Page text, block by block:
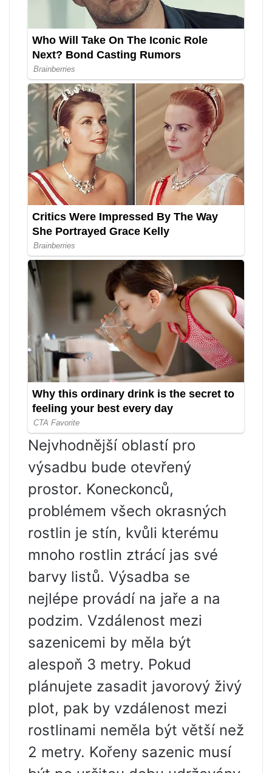
Nejvhodnější oblastí pro
výsadbu bude otevřený
prostor. Koneckonců,
problémem všech okrasných
rostlin je stín, kvůli kterému
mnoho rostlin ztrácí jas své
barvy listů. Výsadba se
nejlépe provádí na jaře a na
podzim. Vzdálenost mezi
sazenicemi by měla být
alespoň 3 metry. Pokud
plánujete zasadit javorový živý
plot, pak by vzdálenost mezi
rostlinami neměla být větší než
2 metry. Kořeny sazenic musí